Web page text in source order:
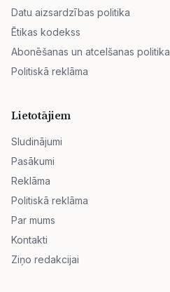
Datu aizsardzības politika
Ētikas kodekss
Abonēšanas un atcelšanas politika
Politiskā reklāma
Lietotājiem
Sludinājumi
Pasākumi
Reklāma
Politiskā reklāma
Par mums
Kontakti
Ziņo redakcijai